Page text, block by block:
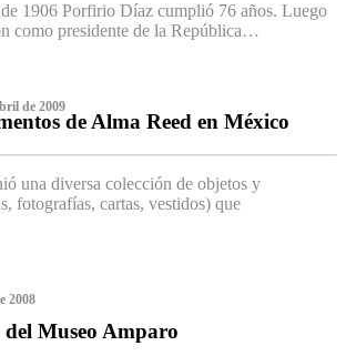
1906 Porfirio Díaz cumplió 76 años. Luego
como presidente de la República…
de 2009
de Alma Reed en México
una diversa colección de objetos y
fotografías, cartas, vestidos) que
2008
del Museo Amparo